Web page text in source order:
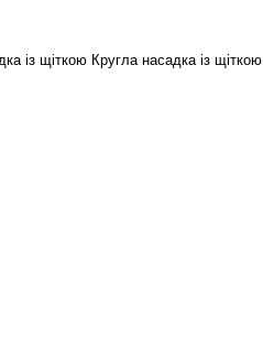
із щіткою Кругла насадка із щіткою